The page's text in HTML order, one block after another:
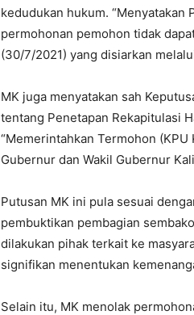
kedudukan hukum.
permohonan pemohon tidak
(30/7/2021) yang disiarkan
MK juga menyatakan sah
tentang Penetapan Rekapitulasi
“Memerintahkan Termohon
Gubernur dan Wakil Gubernur
Putusan MK ini pula sesuai
pembuktikan pembagian
dilakukan pihak terkait ke
signifikan menentukan
Selain itu, MK menolak